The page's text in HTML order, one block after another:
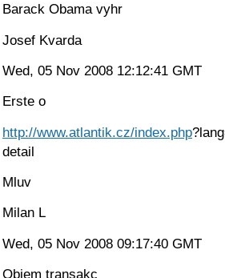
Barack Obama vyhr
Josef Kvarda
Wed, 05 Nov 2008 12:12:41 GMT
Erste o
http://www.atlantik.cz/index.php
detail
Mluv
Milan L
Wed, 05 Nov 2008 09:17:40 GMT
Objem transakc